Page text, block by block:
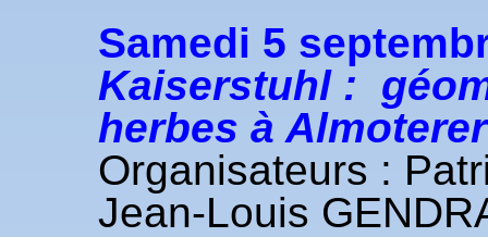
Samedi 5
Kaiserstuhl :
herbes à Almoterer
Organisateurs :
Jean-Louis